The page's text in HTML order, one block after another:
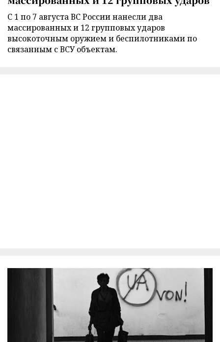
С 1 по 7 августа ВС России нанесли два
массированных и 12 групповых ударов
высокоточным оружием и беспилотниками по
связанным с ВСУ объектам.